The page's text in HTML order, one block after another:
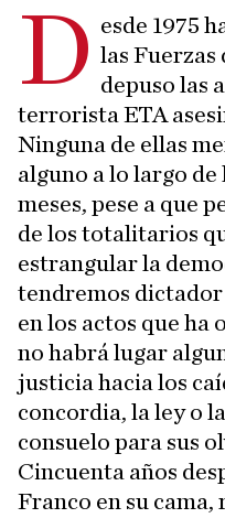
D esde 1975
las Fuerzas
depuso las
terrorista ETA
Ninguna de ellas
alguno a lo largo
meses, pese a que
de los totalitarios
estrangular la
tendremos dictador
en los actos que ha
no habrá lugar
justicia hacia los
concordia, la ley o
consuelo para sus
Cincuenta años
Franco en su